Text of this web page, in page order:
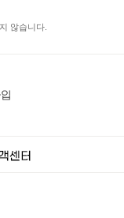
않습니다.